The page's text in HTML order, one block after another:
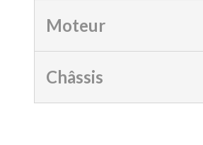
Moteur
Châssis